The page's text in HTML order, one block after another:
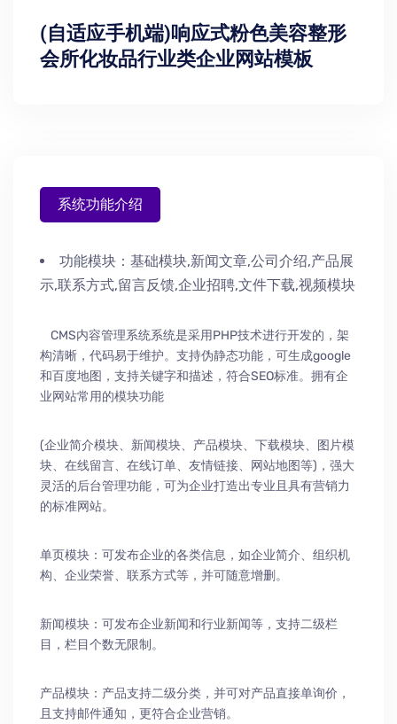
(自适应手机端)响应式粉色美容整形
会所化妆品行业类企业网站模板
系统功能介绍
功能模块： 基础模块,新闻文章,公司介绍,产品展
示,联系方式,留言反馈,企业招聘,文件下载,视频模块
CMS内容管理系统系统是采用PHP技术进行开发的，架
构清晰，代码易于维护。支持伪静态功能，可生成google
和百度地图，支持关键字和描述，符合SEO标准。拥有企
业网站常用的模块功能
(企业简介模块、新闻模块、产品模块、下载模块、图片模
块、在线留言、在线订单、友情链接、网站地图等)，强大
灵活的后台管理功能，可为企业打造出专业且具有营销力
的标准网站。
单页模块：可发布企业的各类信息，如企业简介、组织机
构、企业荣誉、联系方式等，并可随意增删。
新闻模块：可发布企业新闻和行业新闻等，支持二级栏
目，栏目个数无限制。
产品模块：产品支持二级分类，并可对产品直接单询价，
且支持邮件通知，更符合企业营销。